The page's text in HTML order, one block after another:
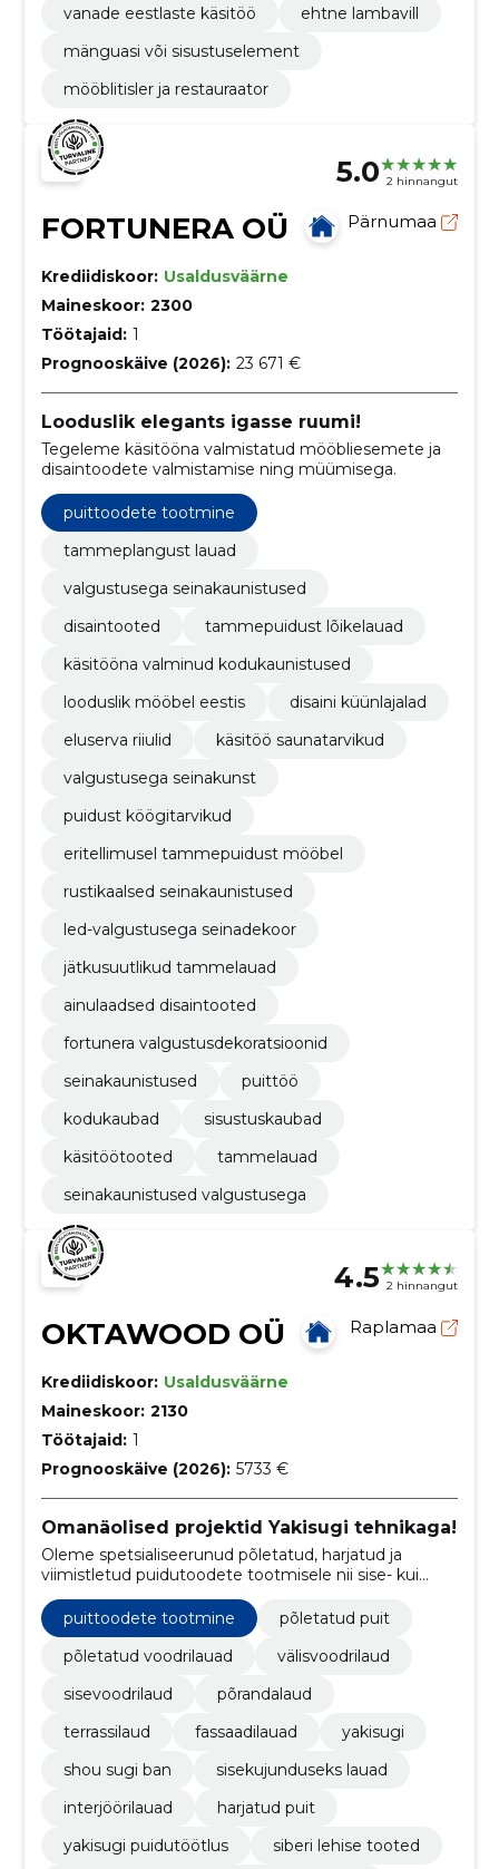
vanade eestlaste käsitöö
ehtne lambavill
mänguasi või sisustuselement
mööblitisler ja restauraator
5.0 2 hinnangut
FORTUNERA OÜ Pärnumaa
Krediidiskoor: Usaldusväärne
Maineskoor: 2300
Töötajaid: 1
Prognooskäive (2026): 23 671 €
Looduslik elegants igasse ruumi!
Tegeleme käsitööna valmistatud mööbliesemete ja
disaintoodete valmistamise ning müümisega.
puittoodete tootmine
tammeplangust lauad
valgustusega seinakaunistused
disaintooted
tammepuidust lõikelauad
käsitööna valminud kodukaunistused
looduslik mööbel eestis
disaini küünlajalad
eluserva riiulid
käsitöö saunatarvikud
valgustusega seinakunst
puidust köögitarvikud
eritellimusel tammepuidust mööbel
rustikaalsed seinakaunistused
led-valgustusega seinadekoor
jätkusuutlikud tammelauad
ainulaadsed disaintooted
fortunera valgustusdekoratsioonid
seinakaunistused
puittöö
kodukaubad
sisustuskaubad
käsitöötooted
tammelauad
seinakaunistused valgustusega
4.5 2 hinnangut
OKTAWOOD OÜ Raplamaa
Krediidiskoor: Usaldusväärne
Maineskoor: 2130
Töötajaid: 1
Prognooskäive (2026): 5733 €
Omanäolised projektid Yakisugi tehnikaga!
Oleme spetsialiseerunud põletatud, harjatud ja
viimistletud puidutoodete tootmisele nii sise- kui
välisrakenduste jaoks.
puittoodete tootmine
põletatud puit
põletatud voodrilauad
välisvoodrilaud
sisevoodrilaud
põrandalaud
terrassilaud
fassaadilauad
yakisugi
shou sugi ban
sisekujunduseks lauad
interjöörilauad
harjatud puit
yakisugi puidutöötlus
siberi lehise tooted